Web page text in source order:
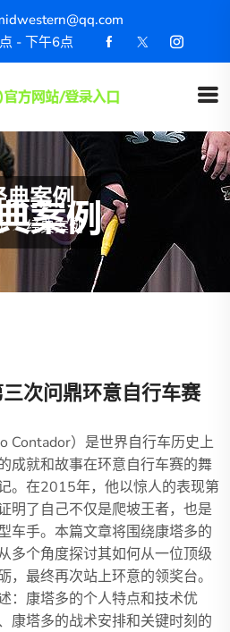
- 下午6点
典案例
经典案例
三次问鼎环意自行车赛
Contador）是世界自行车历史上
成就和故事在环意自行车赛的舞
。在2015年，他以惊人的表现第
明了自己不仅是爬坡王者，也是
车手。本篇文章将围绕康塔多的
多个角度探讨其如何从一位顶级
，最终再次站上环意的领奖台。
：康塔多的个人特点和技术优
康塔多的战术安排和关键时刻的